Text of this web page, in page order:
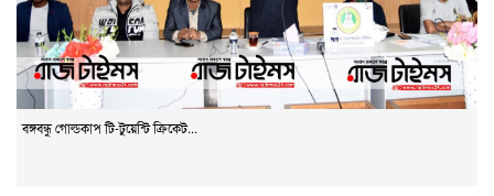
বঙ্গবন্ধু গোল্ডকাপ টি-টুয়েন্টি ক্রিকেট...